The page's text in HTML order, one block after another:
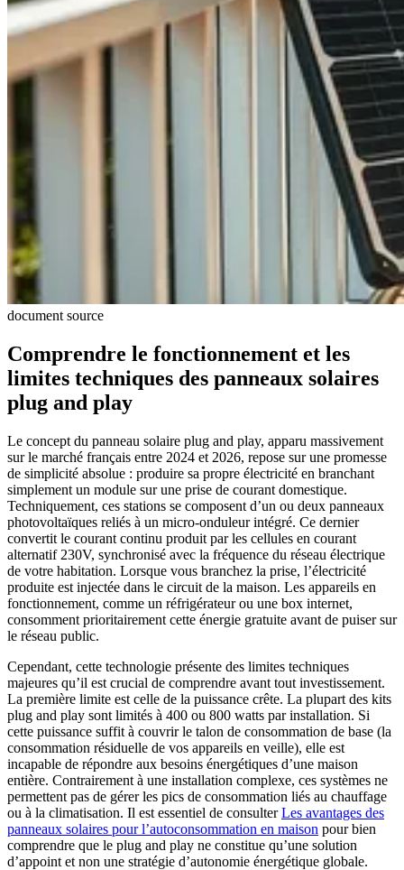
document source
Comprendre le fonctionnement et les
limites techniques des panneaux solaires
plug and play
Le concept du panneau solaire plug and play, apparu massivement
sur le marché français entre 2024 et 2026, repose sur une promesse
de simplicité absolue : produire sa propre électricité en branchant
simplement un module sur une prise de courant domestique.
Techniquement, ces stations se composent d’un ou deux panneaux
photovoltaïques reliés à un micro-onduleur intégré. Ce dernier
convertit le courant continu produit par les cellules en courant
alternatif 230V, synchronisé avec la fréquence du réseau électrique
de votre habitation. Lorsque vous branchez la prise, l’électricité
produite est injectée dans le circuit de la maison. Les appareils en
fonctionnement, comme un réfrigérateur ou une box internet,
consomment prioritairement cette énergie gratuite avant de puiser sur
le réseau public.
Cependant, cette technologie présente des limites techniques
majeures qu’il est crucial de comprendre avant tout investissement.
La première limite est celle de la puissance crête. La plupart des kits
plug and play sont limités à 400 ou 800 watts par installation. Si
cette puissance suffit à couvrir le talon de consommation de base (la
consommation résiduelle de vos appareils en veille), elle est
incapable de répondre aux besoins énergétiques d’une maison
entière. Contrairement à une installation complexe, ces systèmes ne
permettent pas de gérer les pics de consommation liés au chauffage
ou à la climatisation. Il est essentiel de consulterLes avantages des
panneaux solaires pour l’autoconsommation en maison pour bien
comprendre que le plug and play ne constitue qu’une solution
d’appoint et non une stratégie d’autonomie énergétique globale.